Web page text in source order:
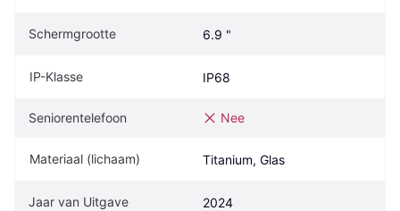
Schermgrootte 6.9 "
IP-Klasse IP68
Seniorentelefoon Nee
Materiaal (lichaam) Titanium, Glas
Jaar van Uitgave 2024